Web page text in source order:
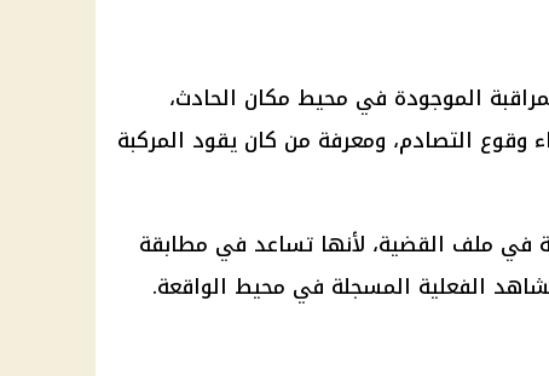
الموجودة في محيط مكان الحادث،
وقوع التصادم، ومعرفة من كان يقود المركبة
في ملف القضية، لأنها تساعد في مطابقة
الفعلية المسجلة في محيط الواقعة.